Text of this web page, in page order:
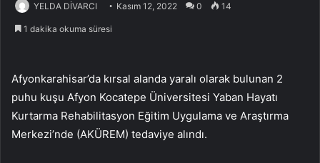
YELDA DİVARCI Kasım 12, 2022 0 14
1 dakika okuma süresi
Afyonkarahisar’da kırsal alanda yaralı olarak bulunan 2
puhu kuşu Afyon Kocatepe Üniversitesi Yaban Hayatı
Kurtarma Rehabilitasyon Eğitim Uygulama ve Araştırma
Merkezi’nde (AKÜREM) tedaviye alındı.